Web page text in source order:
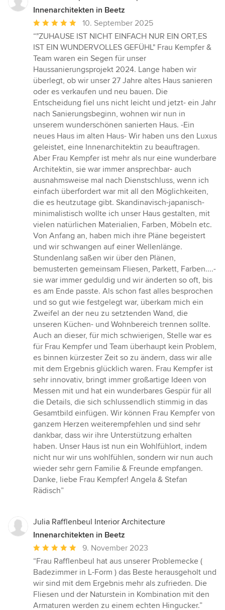
Innenarchitekten in Beetz
Durchschnittliche
Bewertung:
5
von
5
Sternen
10. September 2025
“"ZUHAUSE IST NICHT EINFACH NUR EIN ORT,ES
IST EIN WUNDERVOLLES GEFÜHL" Frau Kempfer &
Team waren ein Segen für unser
Haussanierungsprojekt 2024. Lange haben wir
überlegt, ob wir unser 27 Jahre altes Haus sanieren
oder es verkaufen und neu bauen. Die
Entscheidung fiel uns nicht leicht und jetzt- ein Jahr
nach Sanierungsbeginn, wohnen wir nun in
unserem wunderschönen sanierten Haus. -Ein
neues Haus im alten Haus- Wir haben uns den Luxus
geleistet, eine Innenarchitektin zu beauftragen.
Aber Frau Kempfer ist mehr als nur eine wunderbare
Architektin, sie war immer ansprechbar- auch
ausnahmsweise mal nach Dienstschluss, wenn ich
einfach überfordert war mit all den Möglichkeiten,
die es heutzutage gibt. Skandinavisch-japanisch-
minimalistisch wollte ich unser Haus gestalten, mit
vielen natürlichen Materialien, Farben, Möbeln etc.
Von Anfang an, haben mich ihre Pläne begeistert
und wir schwangen auf einer Wellenlänge.
Stundenlang saßen wir über den Plänen,
bemusterten gemeinsam Fliesen, Parkett, Farben....-
sie war immer geduldig und wir änderten so oft, bis
es am Ende passte. Als schon fast alles besprochen
und so gut wie festgelegt war, überkam mich ein
Zweifel an der neu zu setztenden Wand, die
unseren Küchen- und Wohnbereich trennen sollte.
Auch an dieser, für mich schwierigen, Stelle war es
für Frau Kempfer und Team überhaupt kein Problem,
es binnen kürzester Zeit so zu ändern, dass wir alle
mit dem Ergebnis glücklich waren. Frau Kempfer ist
sehr innovativ, bringt immer großartige Ideen von
Messen mit und hat ein wunderbares Gespür für all
die Details, die sich schlussendlich stimmig in das
Gesamtbild einfügen. Wir können Frau Kempfer von
ganzem Herzen weiterempfehlen und sind sehr
dankbar, dass wir ihre Unterstützung erhalten
haben. Unser Haus ist nun ein Wohlfühlort, indem
nicht nur wir uns wohlfühlen, sondern wir nun auch
wieder sehr gern Familie & Freunde empfangen.
Danke, liebe Frau Kempfer! Angela & Stefan
Rädisch”
Julia Rafflenbeul Interior Architecture
Innenarchitekten in Beetz
Durchschnittliche
Bewertung:
5
von
5
Sternen
9. November 2023
“Frau Rafflenbeul hat aus unserer Problemecke (
Badezimmer in L-Form ) das Beste herausgeholt und
wir sind mit dem Ergebnis mehr als zufrieden. Die
Fliesen und der Naturstein in Kombination mit den
Armaturen werden zu einem echten Hingucker.”